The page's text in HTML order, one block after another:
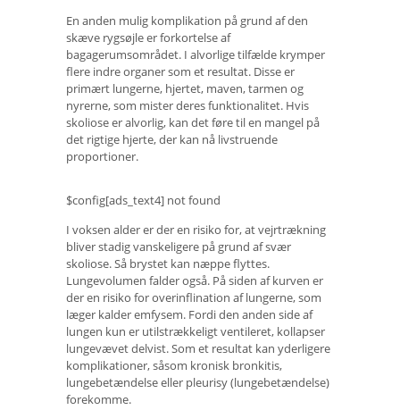
En anden mulig komplikation på grund af den
skæve rygsøjle er forkortelse af
bagagerumsområdet. I alvorlige tilfælde krymper
flere indre organer som et resultat. Disse er
primært lungerne, hjertet, maven, tarmen og
nyrerne, som mister deres funktionalitet. Hvis
skoliose er alvorlig, kan det føre til en mangel på
det rigtige hjerte, der kan nå livstruende
proportioner.
$config[ads_text4] not found
I voksen alder er der en risiko for, at vejrtrækning
bliver stadig vanskeligere på grund af svær
skoliose. Så brystet kan næppe flyttes.
Lungevolumen falder også. På siden af ​​kurven er
der en risiko for overinflination af lungerne, som
læger kalder emfysem. Fordi den anden side af
lungen kun er utilstrækkeligt ventileret, kollapser
lungevævet delvist. Som et resultat kan yderligere
komplikationer, såsom kronisk bronkitis,
lungebetændelse eller pleurisy (lungebetændelse)
forekomme.